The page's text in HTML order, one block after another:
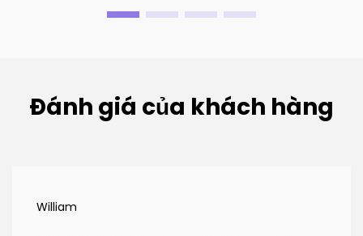
Đánh giá của khách hàng
William